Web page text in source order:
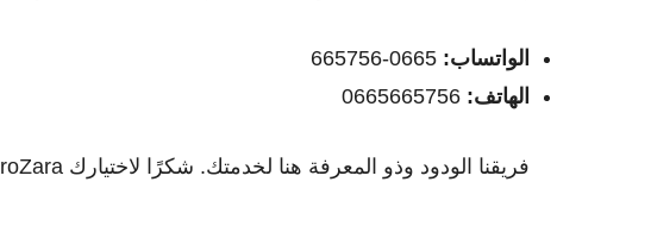
الواتساب:
الهاتف:
فريقنا الودود وذو المعرفة هنا لخدمتك. شكرًا لاختيارك ElectroZara لتلبية احتياجاتك في الإلكترونيات والمطبخ والتنظيف. نحن نتطلع إلى خدمتك!